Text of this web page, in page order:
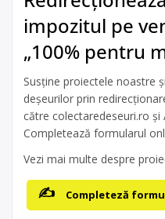
impozitul pe
„100% pentru
Susține proiectele noastre
deșeurilor prin
către colectaredeseuri.ro
Completează formularul
Vezi mai multe despre
Completeză